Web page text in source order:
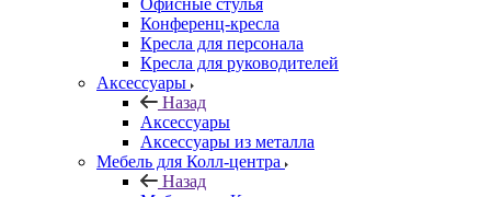
Офисные стулья
Конференц-кресла
Кресла для персонала
Кресла для руководителей
Аксессуары
Назад
Аксессуары
Аксессуары из металла
Мебель для Колл-центра
Назад